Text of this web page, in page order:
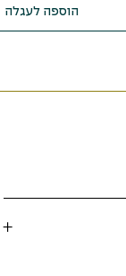
הוספה לעגלה